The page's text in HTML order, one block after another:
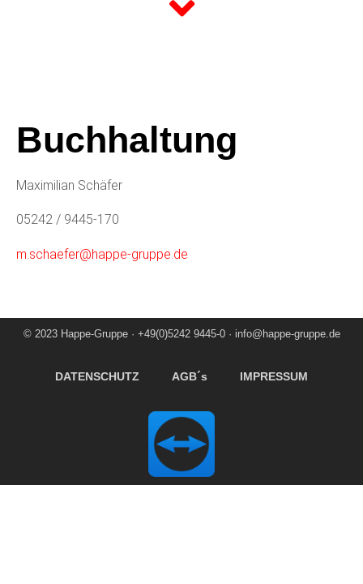
Buchhaltung
Maximilian Schäfer
05242 / 9445-170
m.schaefer@happe-gruppe.de
© 2023 Happe-Gruppe · +49(0)5242 9445-0 · info@happe-gruppe.de
DATENSCHUTZ AGB´s IMPRESSUM